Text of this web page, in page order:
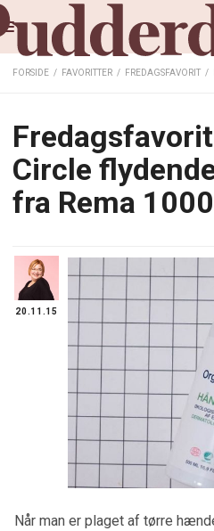
FORSIDE / FAVORITTER / FREDAGSFAVORIT /
Circle
fra Rema 1000
20.11.15
Når man er plaget af tørre